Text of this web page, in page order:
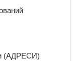
(АДРЕСИ)